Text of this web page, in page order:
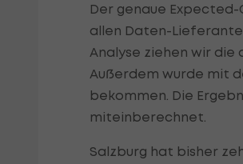
Der genaue
allen Daten-
Analyse ziehen wir
Außerdem wurde mit
bekommen. Die
miteinberechnet.
Salzburg hat bisher